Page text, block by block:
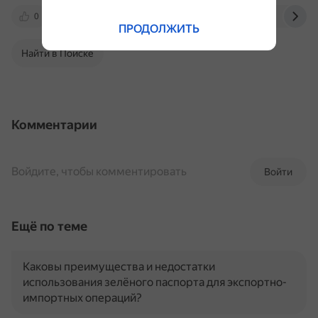
0
Найти в Поиске
Комментарии
Войти
Войдите, чтобы комментировать
Ещё по теме
Каковы преимущества и недостатки
использования зелёного паспорта для экспортно-
импортных операций?
ПРОДОЛЖИТЬ